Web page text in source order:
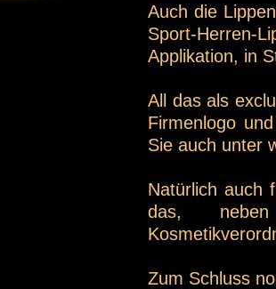
Auch die
Sport-Herren-
Applikation, in
All das als
Firmenlogo
Sie auch unter
Natürlich auch
das,
Zum Schluss